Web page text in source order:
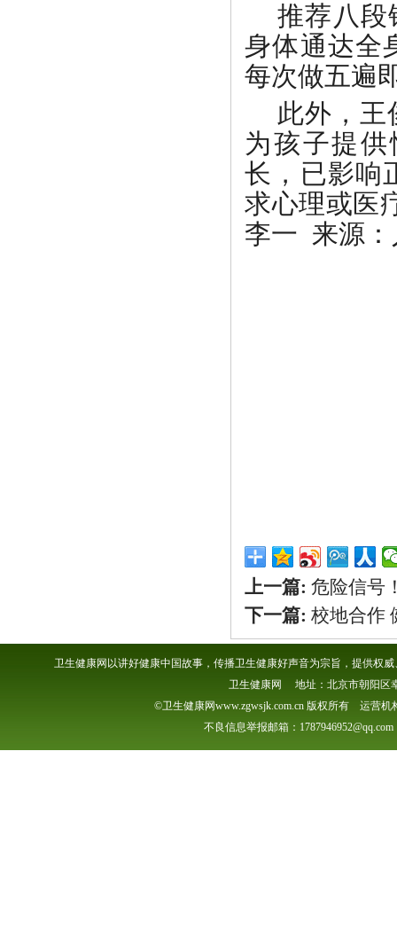
推荐八段
身体通达全
每次做五遍
此外，王
为孩子提
长，已影响
求心理或医
李一 来源：
上一篇: 危险信号
下一篇: 校地合作
卫生健康网以讲好健康中国故事，传播卫生健康好声音为宗旨，提供权
卫生健康网 地址：北京市朝阳区
©卫生健康网www.zgwsjk.com.cn 版权所有 运营
不良信息举报邮箱：